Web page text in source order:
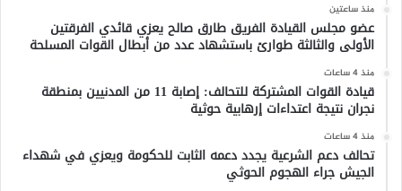
منذ ساعتين
عضو مجلس القيادة الفريق طارق صالح يعزي قائدي الفرقتين
الأولى والثالثة طوارئ باستشهاد عدد من أبطال القوات المسلحة
منذ 4 ساعات
قيادة القوات المشتركة للتحالف: إصابة 11 من المدنيين بمنطقة
نجران نتيجة اعتداءات إرهابية حوثية
منذ 4 ساعات
تحالف دعم الشرعية يجدد دعمه الثابت للحكومة ويعزي في شهداء
الجيش جراء الهجوم الحوثي